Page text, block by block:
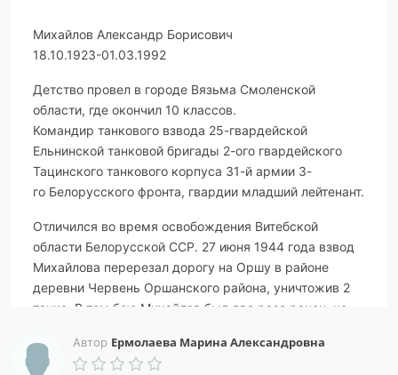
Михайлов Александр Борисович
18.10.1923-01.03.1992
Детство провел в городе Вязьма Смоленской
области, где окончил 10 классов.
Командир танкового взвода 25-гвардейской
Ельнинской танковой бригады 2-ого гвардейского
Тацинского танкового корпуса 31-й армии 3-
го Белорусского фронта, гвардии младший лейтенант.
Отличился во время освобождения Витебской
области Белорусской ССР. 27 июня 1944 года взвод
Михайлова перерезал дорогу на Оршу в районе
деревни Червень Оршанского района, уничтожив 2
танка. В том бою Михайлов был два раза ранен, но
Когда его танк был подбит, Михайлов продолжал
Автор Ермолаева Марина Александровна